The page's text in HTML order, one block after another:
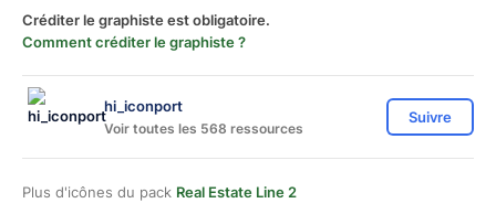
Créditer le graphiste est obligatoire.
Comment créditer le graphiste ?
hi_iconport
Voir toutes les 568 ressources
Suivre
Plus d'icônes du pack Real Estate Line 2